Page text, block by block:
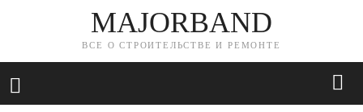
MAJORBAND
ВСЕ О СТРОИТЕЛЬСТВЕ И РЕМОНТЕ